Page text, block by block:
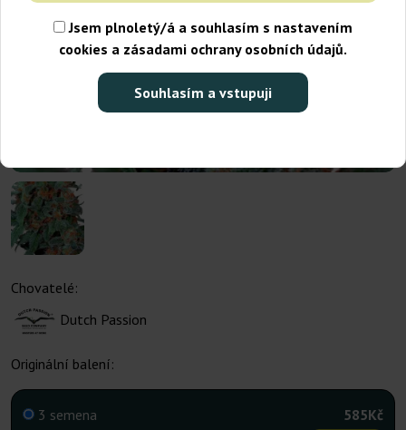
Jsem plnoletý/á a souhlasím s nastavením
cookies a zásadami ochrany osobních údajů.
Souhlasím a vstupuji
Chovatelé:
Dutch Passion
Originální balení:
3 semena 585Kč